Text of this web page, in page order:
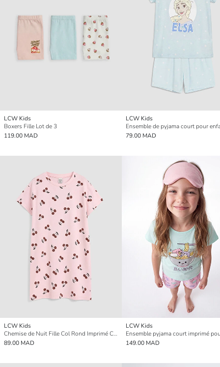
LCW Kids
Boxers Fille Lot de 3
119.00 MAD
LCW Kids
79.00 MAD
LCW Kids
Chemise de Nuit Fille Col Rond Imprimé Cerise
89.00 MAD
LCW Kids
Ensemble pyjama court imprimé
149.00 MAD